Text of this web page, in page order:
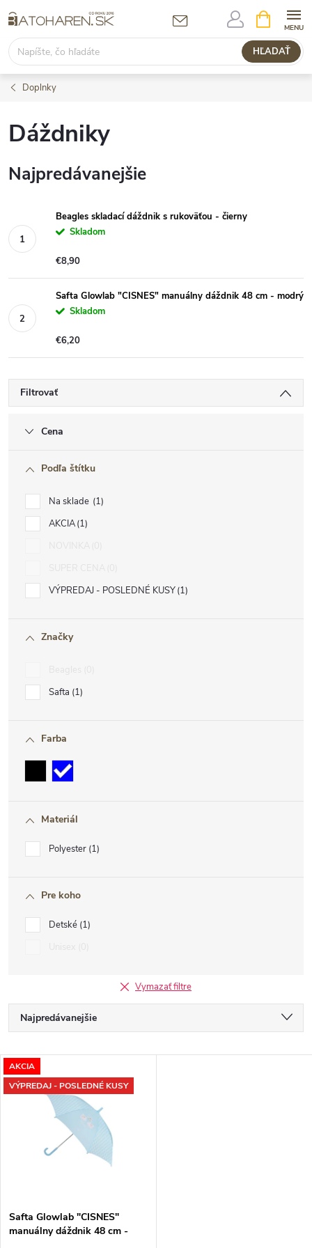
na
obsah
HĽADAŤ
KOŠÍK
Doplnky
Dáždniky
Najpredávanejšie
Beagles skladací dáždnik s rukoväťou - čierny
Skladom
€8,90
Safta Glowlab "CISNES" manuálny dáždnik 48 cm - modrý
Skladom
€6,20
Filtrovať
Cena
Podľa štítku
Na sklade 1
AKCIA 1
VÝPREDAJ - POSLEDNÉ KUSY 1
Značky
Safta 1
Farba
Materiál
Polyester 1
Pre koho
Detské 1
Vymazať filtre
R
d
e
p
r
Najpredávanejšie
Najdrahšie
Abecedne
V
ý
p
r
AKCIA
VÝPREDAJ - POSLEDNÉ KUSY
Safta Glowlab "CISNES"
manuálny dáždnik 48 cm -